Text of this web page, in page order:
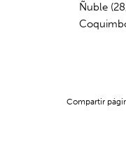
Ñuble
Compartir